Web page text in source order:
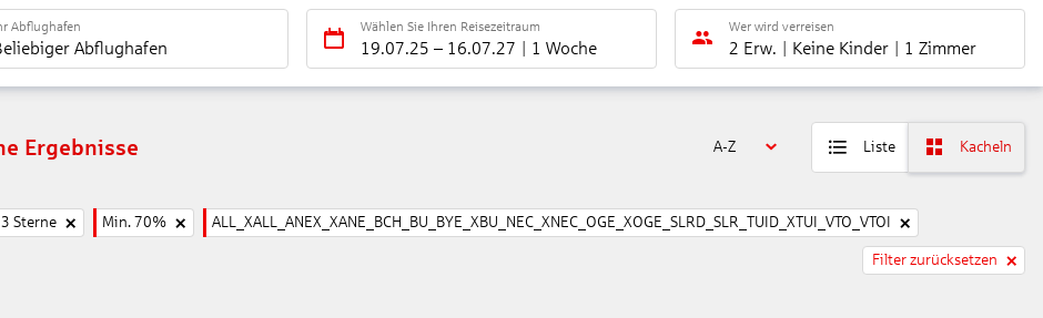
Abflughafen
Abflughafen
Wählen Sie Ihren Reisezeitraum
19.07.25 – 16.07.27 1 Woche
Wer wird verreisen
2 Erw. Keine Kinder 1 Zimmer
Ergebnisse A-Z Liste Kacheln
Sterne Min. 70% ALL_XALL_ANEX_XANE_BCH_BU_BYE_XBU_NEC_XNEC_OGE_XOGE_SLRD_SLR_TUID_XTUI_VTO_VTOI
Filter zurücksetzen